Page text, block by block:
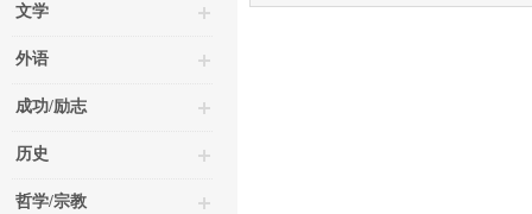
文学
外语
成功/励志
历史
哲学/宗教